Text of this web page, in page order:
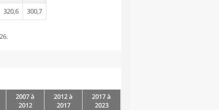
320,6
300,7
2007 à
2012
2012 à
2017
2017 à
2023